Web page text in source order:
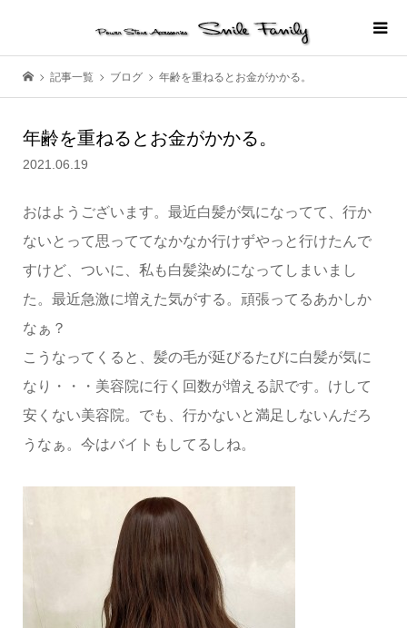
記事一覧 ブログ 年齢を重ねるとお金がかかる。
年齢を重ねるとお金がかかる。
2021.06.19
おはようございます。最近白髪が気になってて、行か
ないとって思っててなかなか行けずやっと行けたんで
すけど、ついに、私も白髪染めになってしまいまし
た。最近急激に増えた気がする。頑張ってるあかしか
なぁ？
こうなってくると、髪の毛が延びるたびに白髪が気に
なり・・・美容院に行く回数が増える訳です。けして
安くない美容院。でも、行かないと満足しないんだろ
うなぁ。今はバイトもしてるしね。